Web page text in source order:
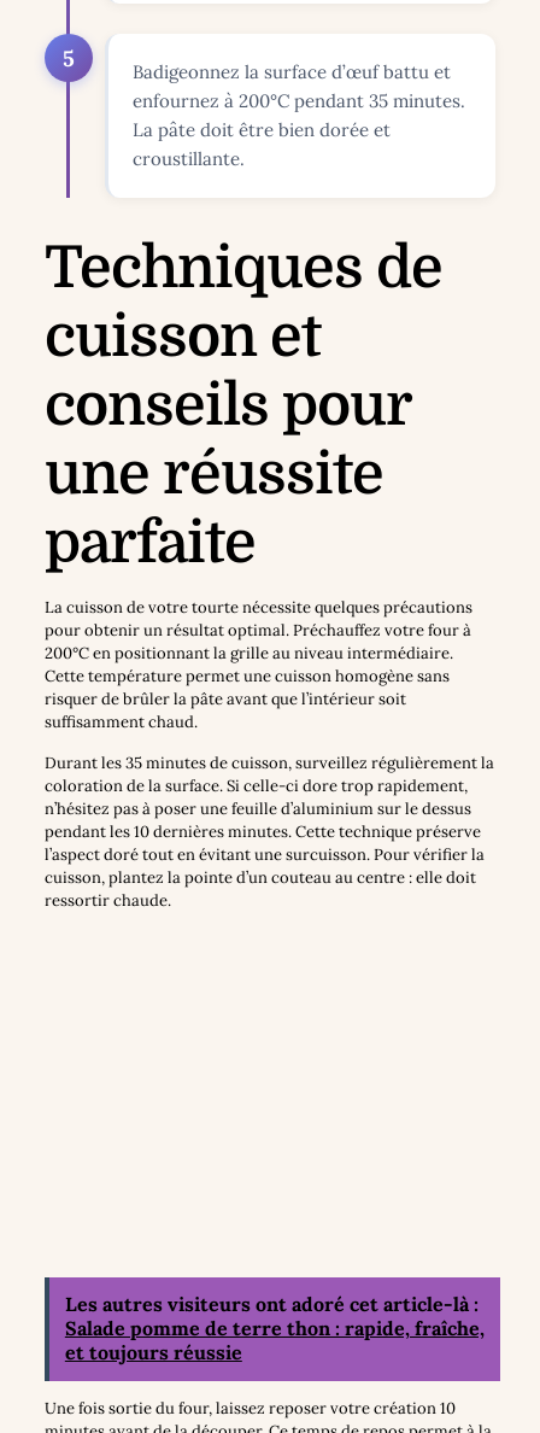
5
Badigeonnez la surface d’œuf battu et
enfournez à 200°C pendant 35 minutes.
La pâte doit être bien dorée et
croustillante.
Techniques de
cuisson et
conseils pour
une réussite
parfaite
La cuisson de votre tourte nécessite quelques précautions
pour obtenir un résultat optimal. Préchauffez votre four à
200°C en positionnant la grille au niveau intermédiaire.
Cette température permet une cuisson homogène sans
risquer de brûler la pâte avant que l’intérieur soit
suffisamment chaud.
Durant les 35 minutes de cuisson, surveillez régulièrement la
coloration de la surface. Si celle-ci dore trop rapidement,
n’hésitez pas à poser une feuille d’aluminium sur le dessus
pendant les 10 dernières minutes. Cette technique préserve
l’aspect doré tout en évitant une surcuisson. Pour vérifier la
cuisson, plantez la pointe d’un couteau au centre : elle doit
ressortir chaude.
Les autres visiteurs ont adoré cet article-là :
Salade pomme de terre thon : rapide, fraîche,
et toujours réussie
Une fois sortie du four, laissez reposer votre création 10